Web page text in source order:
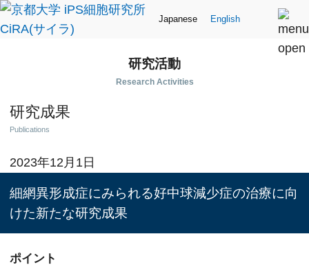
Japanese English
研究活動
Research Activities
研究成果
Publications
2023年12月1日
細網異形成症にみられる好中球減少症の治療に向
けた新たな研究成果
ポイント